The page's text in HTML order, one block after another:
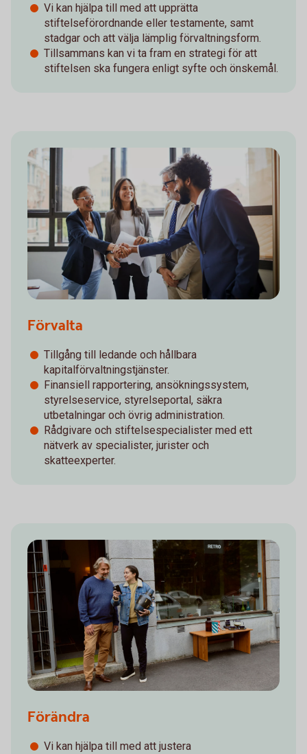
Vi kan hjälpa till med att upprätta
stiftelseförordnande eller testamente, samt
stadgar och att välja lämplig förvaltningsform.
Tillsammans kan vi ta fram en strategi för att
stiftelsen ska fungera enligt syfte och önskemål.
Förvalta
Tillgång till ledande och hållbara
kapitalförvaltningstjänster.
Finansiell rapportering, ansökningssystem,
styrelseservice, styrelseportal, säkra
utbetalningar och övrig administration.
Rådgivare och stiftelsespecialister med ett
nätverk av specialister, jurister och
skatteexperter.
Förändra
Vi kan hjälpa till med att justera